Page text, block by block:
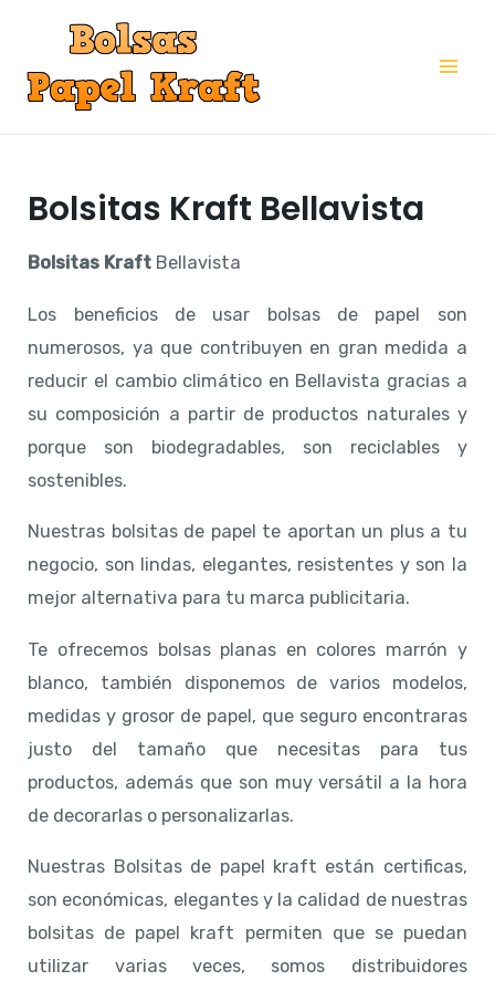
contenido
Bolsitas Kraft Bellavista
Bolsitas Kraft Bellavista
Los beneficios de usar bolsas de papel son
numerosos, ya que contribuyen en gran medida a
reducir el cambio climático en Bellavista gracias a
su composición a partir de productos naturales y
porque son biodegradables, son reciclables y
sostenibles.
Nuestras bolsitas de papel te aportan un plus a tu
negocio, son lindas, elegantes, resistentes y son la
mejor alternativa para tu marca publicitaria.
Te ofrecemos bolsas planas en colores marrón y
blanco, también disponemos de varios modelos,
medidas y grosor de papel, que seguro encontraras
justo del tamaño que necesitas para tus
productos, además que son muy versátil a la hora
de decorarlas o personalizarlas.
Nuestras Bolsitas de papel kraft están certificas,
son económicas, elegantes y la calidad de nuestras
bolsitas de papel kraft permiten que se puedan
utilizar varias veces, somos distribuidores